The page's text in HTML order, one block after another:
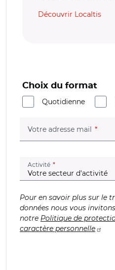
Découvrir Localtis
Choix du format
Quotidienne
Votre adresse mail
Activité (champ obligatoire)
Pour en savoir plus sur le
données nous vous
notre Politique de
caractère personnelle